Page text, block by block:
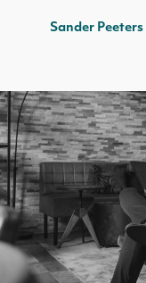
Sander Peeters